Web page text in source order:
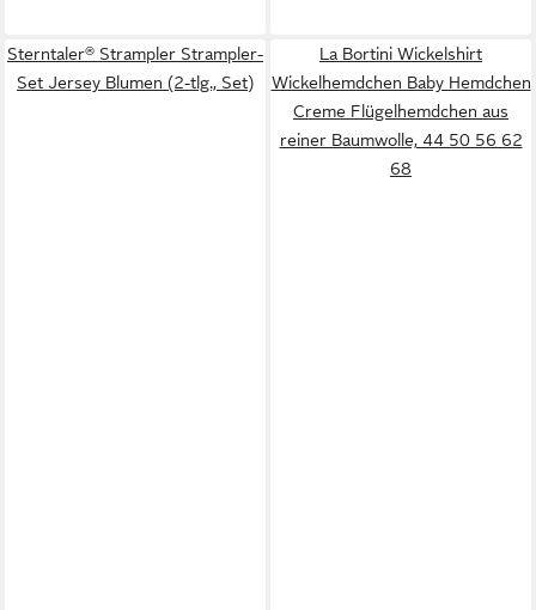
Sterntaler® Strampler Strampler-
Set Jersey Blumen (2-tlg., Set)
La Bortini Wickelshirt
Wickelhemdchen Baby Hemdchen
Creme Flügelhemdchen aus
reiner Baumwolle, 44 50 56 62
68